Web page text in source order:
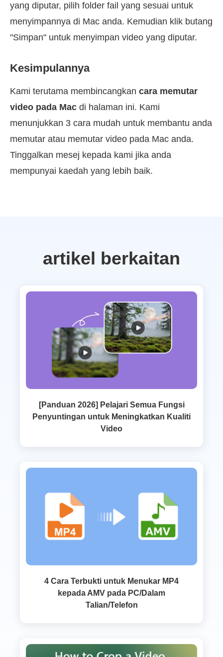
yang diputar, pilih folder fail yang sesuai untuk
menyimpannya di Mac anda. Kemudian klik butang
"Simpan" untuk menyimpan video yang diputar.
Kesimpulannya
Kami terutama membincangkan cara memutar
video pada Mac di halaman ini. Kami
menunjukkan 3 cara mudah untuk membantu anda
memutar atau memutar video pada Mac anda.
Tinggalkan mesej kepada kami jika anda
mempunyai kaedah yang lebih baik.
artikel berkaitan
[Panduan 2026] Pelajari Semua Fungsi
Penyuntingan untuk Meningkatkan Kualiti
Video
4 Cara Terbukti untuk Menukar MP4
kepada AMV pada PC/Dalam
Talian/Telefon